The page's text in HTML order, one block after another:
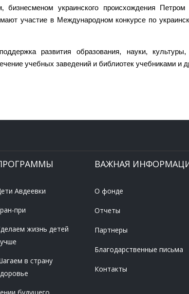
бизнесменом украинского происхождения
участие в Международном конкурсе по
развития образования, науки,
учебных заведений и библиотек учебниками и
Авдеевки
при
жизнь детей
в страну
ВАЖНАЯ
О фонде
Отчеты
Партнеры
Благодарственные письма
Контакты